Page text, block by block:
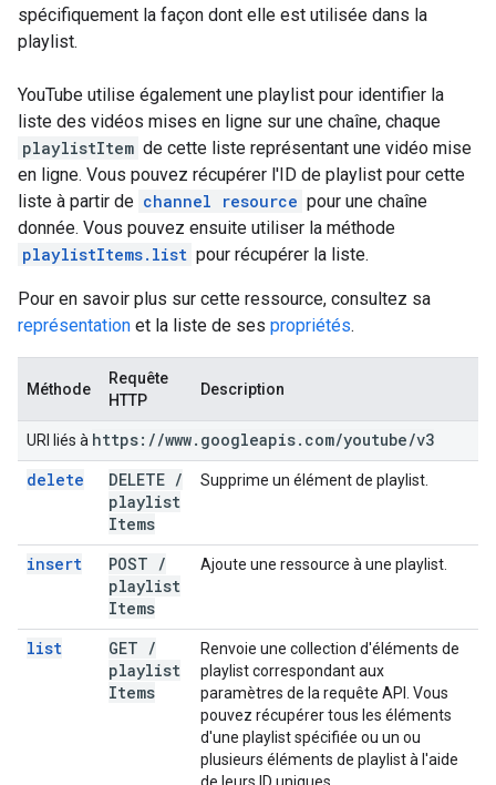
spécifiquement la façon dont elle est utilisée dans la
playlist.
YouTube utilise également une playlist pour identifier la
liste des vidéos mises en ligne sur une chaîne, chaque
playlistItem de cette liste représentant une vidéo mise
en ligne. Vous pouvez récupérer l'ID de playlist pour cette
liste à partir de channel resource pour une chaîne
donnée. Vous pouvez ensuite utiliser la méthode
playlistItems.list pour récupérer la liste.
Pour en savoir plus sur cette ressource, consultez sa
représentation et la liste de ses propriétés.
Méthode
Requête
HTTP
Description
URI liés à https: //www. googleapis. com/youtube/v3
delete
DELETE /
playlist
Items
Supprime un élément de playlist.
insert POST /
playlist
Items
Ajoute une ressource à une playlist.
list GET /
playlist
Items
Renvoie une collection d'éléments de
playlist correspondant aux
paramètres de la requête API. Vous
pouvez récupérer tous les éléments
d'une playlist spécifiée ou un ou
plusieurs éléments de playlist à l'aide